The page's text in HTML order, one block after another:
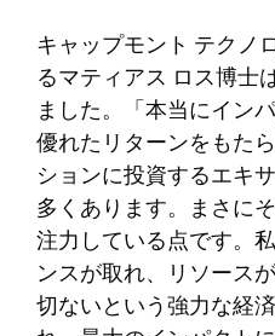
キャップモント テクノ
るマティアス ロス博士
ました。「本当にイン
優れたリターンをもた
ションに投資するエキ
多くあります。まさに
注力している点です。
ンスが取れ、リソース
切ないという強力な経